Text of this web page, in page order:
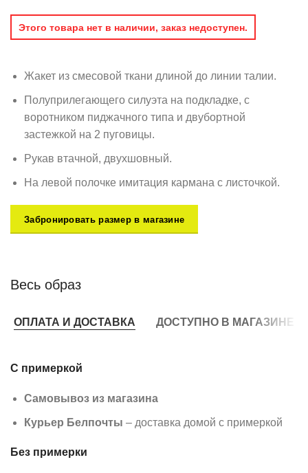
Этого товара нет в наличии, заказ недоступен.
Жакет из смесовой ткани длиной до линии талии.
Полуприлегающего силуэта на подкладке, с
воротником пиджачного типа и двубортной
застежкой на 2 пуговицы.
Рукав втачной, двухшовный.
На левой полочке имитация кармана с листочкой.
Забронировать размер в магазине
Весь образ
ОПЛАТА И ДОСТАВКА ДОСТУПНО В МАГАЗИНЕ
С примеркой
Самовывоз из магазина
Курьер Белпочты – доставка домой с примеркой
Без примерки